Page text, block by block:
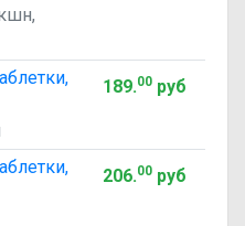
189.00руб
206.00руб